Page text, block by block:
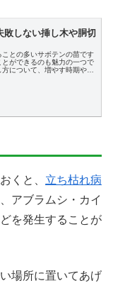
しない挿し木や胴切
との多いサボテンの苗です
ができるのも魅力の一つで
について、増やす時期や挿
くと、 立ち枯れ病
アブラムシ・カイ
を発生することが
場所に置いてあげ